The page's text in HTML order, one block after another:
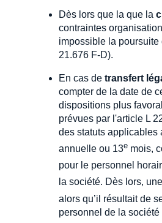
Dès lors que la que la
contraintes
impossible la poursuite
21.676 F-D).
En cas de transfert
compter de la date de
dispositions plus
prévues par l'article L
des statuts applicables
annuelle ou 13e mois,
pour le personnel
la société. Dès lors,
alors qu’il résultait de
personnel de la